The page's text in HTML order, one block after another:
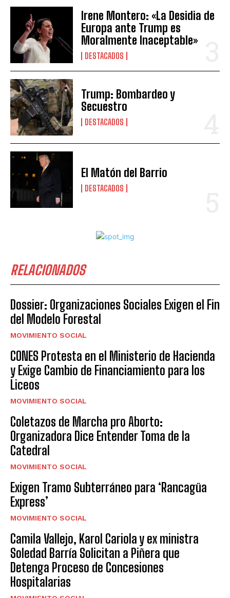
Irene Montero: «La Desidia de
Europa ante Trump es
Moralmente Inaceptable»
DESTACADOS
Trump: Bombardeo y
Secuestro
DESTACADOS
El Matón del Barrio
DESTACADOS
RELACIONADOS
Dossier: Organizaciones Sociales Exigen el Fin
del Modelo Forestal
MOVIMIENTO SOCIAL
CONES Protesta en el Ministerio de Hacienda
y Exige Cambio de Financiamiento para los
Liceos
MOVIMIENTO SOCIAL
Coletazos de Marcha pro Aborto:
Organizadora Dice Entender Toma de la
Catedral
MOVIMIENTO SOCIAL
Exigen Tramo Subterráneo para ‘Rancagüa
Express’
MOVIMIENTO SOCIAL
Camila Vallejo, Karol Cariola y ex ministra
Soledad Barría Solicitan a Piñera que
Detenga Proceso de Concesiones
Hospitalarias